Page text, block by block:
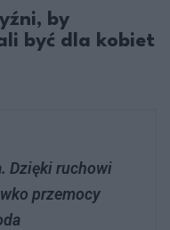
by
być dla kobiet
Dzięki ruchowi
przemocy